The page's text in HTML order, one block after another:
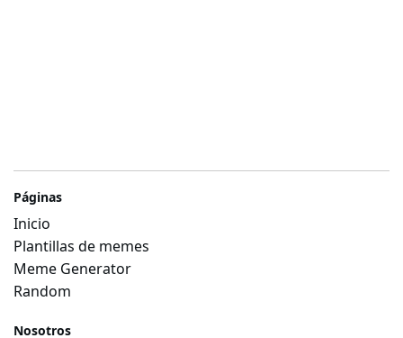
Páginas
Inicio
Plantillas de memes
Meme Generator
Random
Nosotros